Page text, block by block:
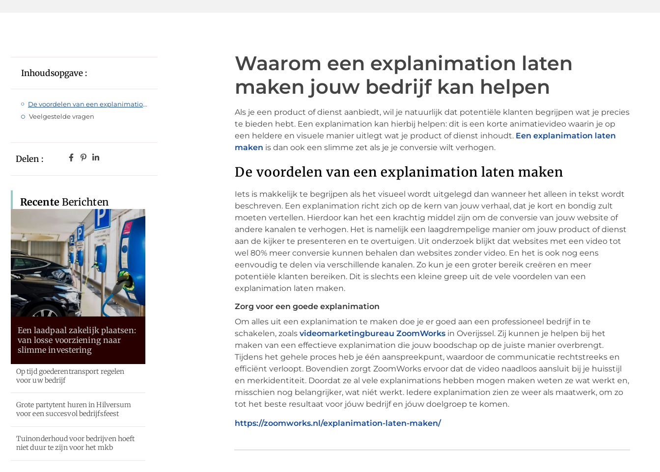
Inhoudsopgave :
De voordelen van een explanimation laten maken
Veelgestelde vragen
Delen :
RecenteBerichten
Een laadpaal zakelijk plaatsen:
van losse voorziening naar
slimme investering
Op tijd goederentransport regelen
voor uw bedrijf
Grote partytent huren in Hilversum
voor een succesvol bedrijfsfeest
Tuinonderhoud voor bedrijven hoeft
niet duur te zijn voor het mkb
Waarom een explanimation laten
maken jouw bedrijf kan helpen
Als je een product of dienst aanbiedt, wil je natuurlijk dat potentiële klanten begrijpen wat je precies
te bieden hebt. Een explanimation kan hierbij helpen: dit is een korte animatievideo waarin je op
een heldere en visuele manier uitlegt wat je product of dienst inhoudt. Een explanimation laten
maken is dan ook een slimme zet als je je conversie wilt verhogen.
De voordelen van een explanimation laten maken
Iets is makkelijk te begrijpen als het visueel wordt uitgelegd dan wanneer het alleen in tekst wordt
beschreven. Een explanimation richt zich op de kern van jouw verhaal, dat je kort en bondig zult
moeten vertellen. Hierdoor kan het een krachtig middel zijn om de conversie van jouw website of
andere kanalen te verhogen. Het is namelijk een laagdrempelige manier om jouw product of dienst
aan de kijker te presenteren en te overtuigen. Uit onderzoek blijkt dat websites met een video tot
wel 80% meer conversie kunnen behalen dan websites zonder video. En het is ook nog eens
eenvoudig te delen via verschillende kanalen. Zo kun je een groter bereik creëren en meer
potentiële klanten bereiken. Dit is slechts een kleine greep uit de vele voordelen van een
explanimation laten maken.
Zorg voor een goede explanimation
Om alles uit een explanimation te maken doe je er goed aan een professioneel bedrijf in te
schakelen, zoals videomarketingbureau ZoomWorks in Overijssel. Zij kunnen je helpen bij het
maken van een effectieve explanimation die jouw boodschap op de juiste manier overbrengt.
Tijdens het gehele proces heb je één aanspreekpunt, waardoor de communicatie rechtstreeks en
efficiënt verloopt. Bovendien zorgt ZoomWorks ervoor dat de video naadloos aansluit bij je huisstijl
en merkidentiteit. Doordat ze al vele explanimations hebben mogen maken weten ze wat werkt en,
misschien nog belangrijker, wat niét werkt. Iedere explanimation zien ze weer als maatwerk, om zo
tot het beste resultaat voor jóuw bedrijf en jóuw doelgroep te komen.
https://zoomworks.nl/explanimation-laten-maken/